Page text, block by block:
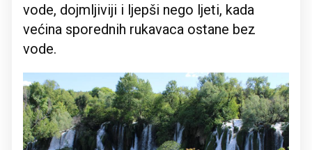
vode, dojmljiviji i ljepši nego ljeti, kada
većina sporednih rukavaca ostane bez
vode.